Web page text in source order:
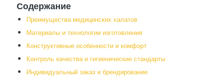
Содержание
Преимущества медицинских халатов
Материалы и технологии изготовления
Конструктивные особенности и комфорт
Контроль качества и гигиенические стандарты
Индивидуальный заказ и брендирование